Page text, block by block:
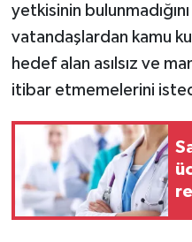
yetkisinin
vatandaşlardan kamu
hedef alan asılsız ve
itibar etmemelerini